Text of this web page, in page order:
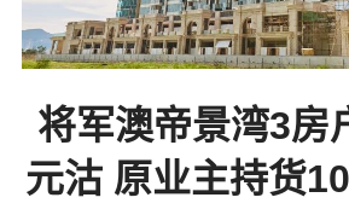
将军澳帝景湾3房
元沽 原业主持货